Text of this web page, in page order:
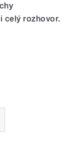
celý rozhovor.